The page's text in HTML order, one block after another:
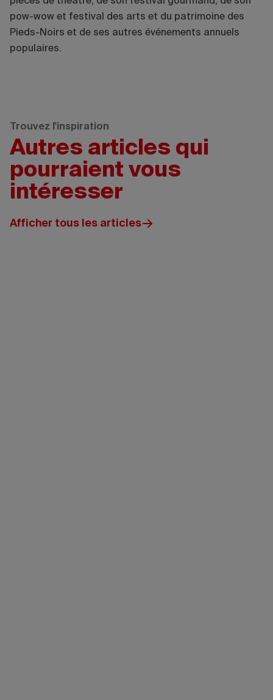
pow-wow et festival des arts et du patrimoine des
Pieds-Noirs et de ses autres événements annuels
populaires.
Trouvez l'inspiration
Autres articles qui
pourraient vous
intéresser
Afficher tous les articles